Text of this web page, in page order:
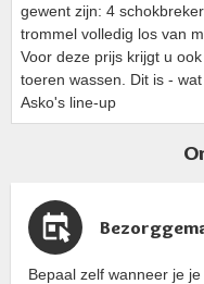
gewent zijn: 4
trommel volledig los van
Voor deze prijs krijgt u
toeren wassen. Dit is -
Asko's line-up
Bepaal zelf wanneer je